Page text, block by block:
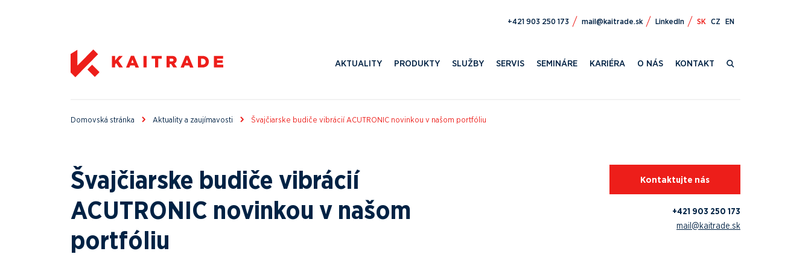
371 052 309 124+ ks.edartiak@liam LinkedIn SK CZ EN
AKTUALITY PRODUKTY SLUŽBY SERVIS SEMINÁRE KARIÉRA O NÁS KONTAKT
Domovská stránka Aktuality a zaujímavosti Švajčiarske budiče vibrácií ACUTRONIC novinkou v našom portfóliu
Švajčiarske budiče vibrácií
ACUTRONIC novinkou v našom
portfóliu
Kontaktujte nás
+421 903 250 173
mail@kaitrade.sk